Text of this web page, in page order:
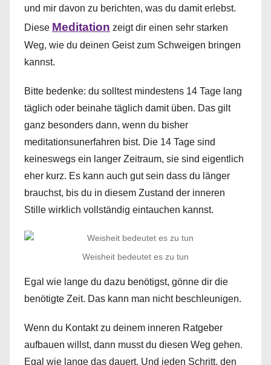
und mir davon zu berichten, was du damit erlebst.
Diese Meditation zeigt dir einen sehr starken
Weg, wie du deinen Geist zum Schweigen bringen
kannst.
Bitte bedenke: du solltest mindestens 14 Tage lang
täglich oder beinahe täglich damit üben. Das gilt
ganz besonders dann, wenn du bisher
meditationsunerfahren bist. Die 14 Tage sind
keineswegs ein langer Zeitraum, sie sind eigentlich
eher kurz. Es kann auch gut sein dass du länger
brauchst, bis du in diesem Zustand der inneren
Stille wirklich vollständig eintauchen kannst.
Weisheit bedeutet es zu tun
Egal wie lange du dazu benötigst, gönne dir die
benötigte Zeit. Das kann man nicht beschleunigen.
Wenn du Kontakt zu deinem inneren Ratgeber
aufbauen willst, dann musst du diesen Weg gehen.
Egal wie lange das dauert. Und jeden Schritt, den